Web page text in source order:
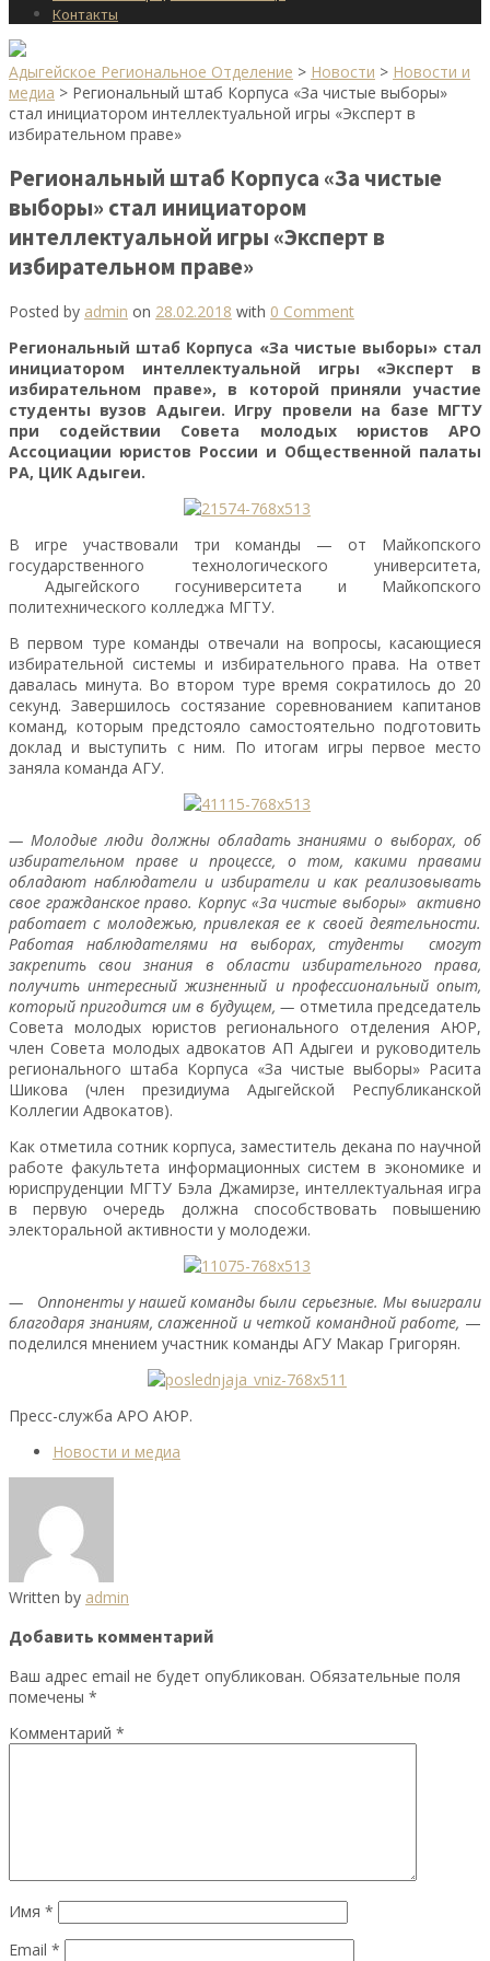
Контакты
Адыгейское Региональное Отделение > Новости > Новости и
медиа > Региональный штаб Корпуса «За чистые выборы»
стал инициатором интеллектуальной игры «Эксперт в
избирательном праве»
Региональный штаб Корпуса «За чистые
выборы» стал инициатором
интеллектуальной игры «Эксперт в
избирательном праве»
Posted by admin on 28.02.2018 with 0 Comment
Региональный штаб Корпуса «За чистые выборы» стал
инициатором интеллектуальной игры «Эксперт в
избирательном праве», в которой приняли участие
студенты вузов Адыгеи. Игру провели на базе МГТУ
при содействии Совета молодых юристов АРО
Ассоциации юристов России и Общественной палаты
РА, ЦИК Адыгеи.
В игре участвовали три команды — от Майкопского
государственного технологического университета,
Адыгейского госуниверситета и Майкопского
политехнического колледжа МГТУ.
В первом туре команды отвечали на вопросы, касающиеся
избирательной системы и избирательного права. На ответ
давалась минута. Во втором туре время сократилось до 20
секунд. Завершилось состязание соревнованием капитанов
команд, которым предстояло самостоятельно подготовить
доклад и выступить с ним. По итогам игры первое место
заняла команда АГУ.
— Молодые люди должны обладать знаниями о выборах, об
избирательном праве и процессе, о том, какими правами
обладают наблюдатели и избиратели и как реализовывать
свое гражданское право. Корпус «За чистые выборы» активно
работает с молодежью, привлекая ее к своей деятельности.
Работая наблюдателями на выборах, студенты смогут
закрепить свои знания в области избирательного права,
получить интересный жизненный и профессиональный опыт,
который пригодится им в будущем, — отметила председатель
Совета молодых юристов регионального отделения АЮР,
член Совета молодых адвокатов АП Адыгеи и руководитель
регионального штаба Корпуса «За чистые выборы» Расита
Шикова (член президиума Адыгейской Республиканской
Коллегии Адвокатов).
Как отметила сотник корпуса, заместитель декана по научной
работе факультета информационных систем в экономике и
юриспруденции МГТУ Бэла Джамирзе, интеллектуальная игра
в первую очередь должна способствовать повышению
электоральной активности у молодежи.
— Оппоненты у нашей команды были серьезные. Мы выиграли
благодаря знаниям, слаженной и четкой командной работе, —
поделился мнением участник команды АГУ Макар Григорян.
Пресс-служба АРО АЮР.
Новости и медиа
Written by admin
Добавить комментарий
Ваш адрес email не будет опубликован. Обязательные поля
помечены *
Комментарий *
Имя *
Email *